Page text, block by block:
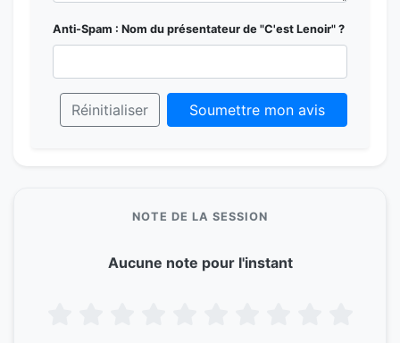
Anti-Spam : Nom du présentateur de "C'est Lenoir" ?
Réinitialiser Soumettre mon avis
NOTE DE LA SESSION
Aucune note pour l'instant